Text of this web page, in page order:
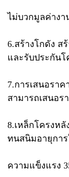
ไม่บวกมูลค่างา
6.สร้างโกดัง ส
และรับประกันโ
7.การเสนอราค
สามารถเสนอร
8.เหล็กโครงห
ทนสนิมอายุกา
ความแข็งแรง​